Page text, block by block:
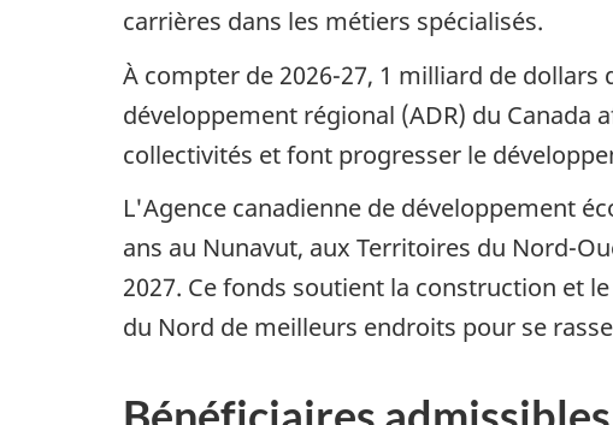
carrières dans les métiers spécialisés.
À compter de 2026-27, 1 milliard de dollars
développement régional (ADR) du
collectivités et font progresser le
L'Agence canadienne de développement
ans au Nunavut, aux Territoires du Nord-
2027. Ce fonds soutient la construction et
du Nord de meilleurs endroits pour se